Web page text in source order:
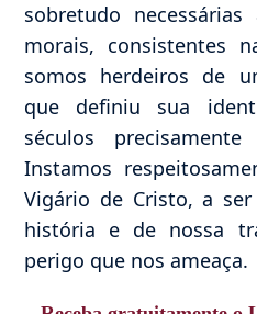
sobretudo
morais, consistentes
somos herdeiros de
que definiu sua
séculos
Instamos
Vigário de Cristo, a
história e de nossa
perigo que nos ameaça.